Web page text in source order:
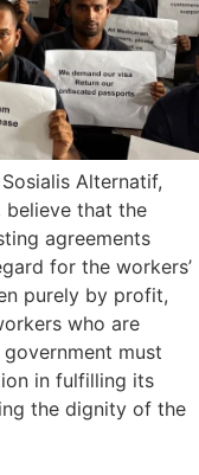
Alternatif,
believe that the
agreements
for the workers’
purely by profit,
who are
must
in fulfilling its
the dignity of the